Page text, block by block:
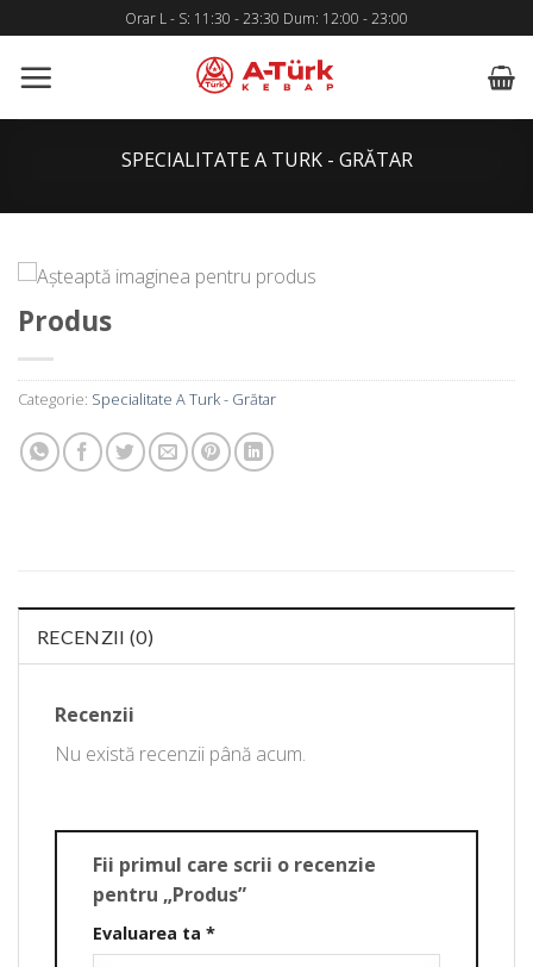
to
content
Orar L - S: 11:30 - 23:30 Dum: 12:00 - 23:00
SPECIALITATE A TURK - GRĂTAR
Produs
Categorie: Specialitate A Turk - Grătar
RECENZII (0)
Recenzii
Nu există recenzii până acum.
Fii primul care scrii o recenzie
pentru „Produs”
Evaluarea ta *